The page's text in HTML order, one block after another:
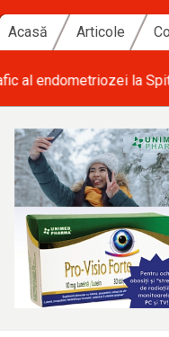
Acasă Articole
pentru acoperirea